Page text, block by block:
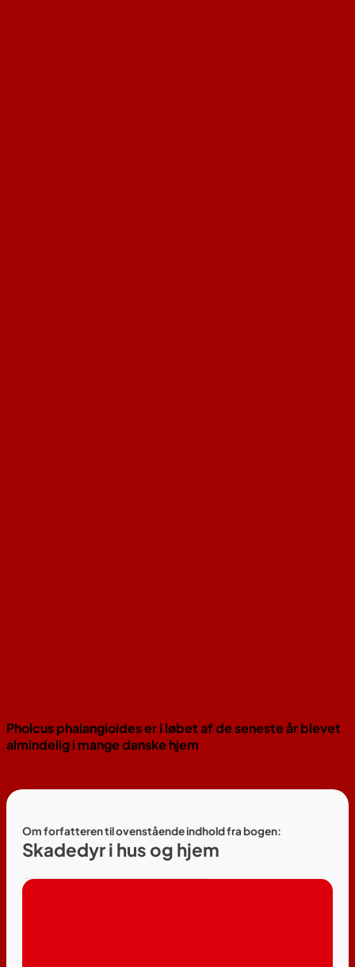
Pholcus phalangioides er i løbet af de seneste år blevet
almindelig i mange danske hjem
Om forfatteren til ovenstående indhold fra bogen:
Skadedyr i hus og hjem